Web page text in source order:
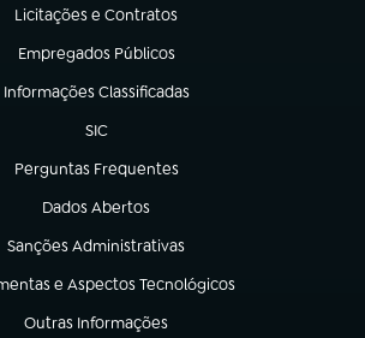
Licitações e Contratos
(abre em nova aba)
Empregados Públicos
(abre em nova aba)
Informações Classificadas
(abre em nova aba)
SIC
(abre em nova aba)
Perguntas Frequentes
(abre em nova aba)
Dados Abertos
(abre em nova aba)
Sanções Administrativas
(abre em nova aba)
e Aspectos Tecnológicos
nova aba)
Outras Informações
(abre em nova aba)